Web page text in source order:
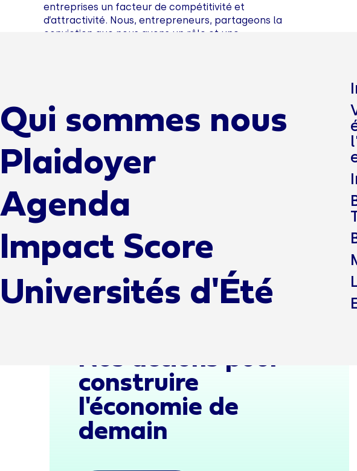
entreprises un facteur de compétitivité et
d’attractivité. Nous, entrepreneurs, partageons la
conviction que nous avons un rôle et une
Nos actions pour
construire
l'économie de
demain
Qui sommes nous
Plaidoyer
Agenda
Impact Score
Universités d'Été